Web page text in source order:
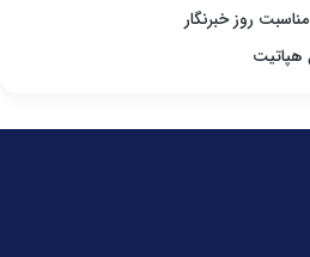
روز خبرنگار
هپاتیت